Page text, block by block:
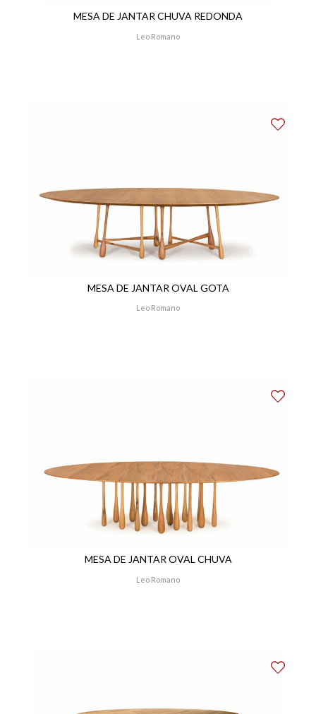
MESA DE JANTAR CHUVA REDONDA
Leo Romano
MESA DE JANTAR OVAL GOTA
Leo Romano
MESA DE JANTAR OVAL CHUVA
Leo Romano